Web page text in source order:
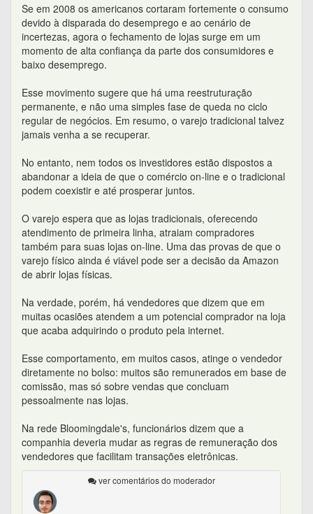
Se em 2008 os americanos cortaram fortemente o consumo
devido à disparada do desemprego e ao cenário de
incertezas, agora o fechamento de lojas surge em um
momento de alta confiança da parte dos consumidores e
baixo desemprego.
Esse movimento sugere que há uma reestruturação
permanente, e não uma simples fase de queda no ciclo
regular de negócios. Em resumo, o varejo tradicional talvez
jamais venha a se recuperar.
No entanto, nem todos os investidores estão dispostos a
abandonar a ideia de que o comércio on-line e o tradicional
podem coexistir e até prosperar juntos.
O varejo espera que as lojas tradicionais, oferecendo
atendimento de primeira linha, atraiam compradores
também para suas lojas on-line. Uma das provas de que o
varejo físico ainda é viável pode ser a decisão da Amazon
de abrir lojas físicas.
Na verdade, porém, há vendedores que dizem que em
muitas ocasiões atendem a um potencial comprador na loja
que acaba adquirindo o produto pela internet.
Esse comportamento, em muitos casos, atinge o vendedor
diretamente no bolso: muitos são remunerados em base de
comissão, mas só sobre vendas que concluam
pessoalmente nas lojas.
Na rede Bloomingdale's, funcionários dizem que a
companhia deveria mudar as regras de remuneração dos
vendedores que facilitam transações eletrônicas.
ver comentários do moderador